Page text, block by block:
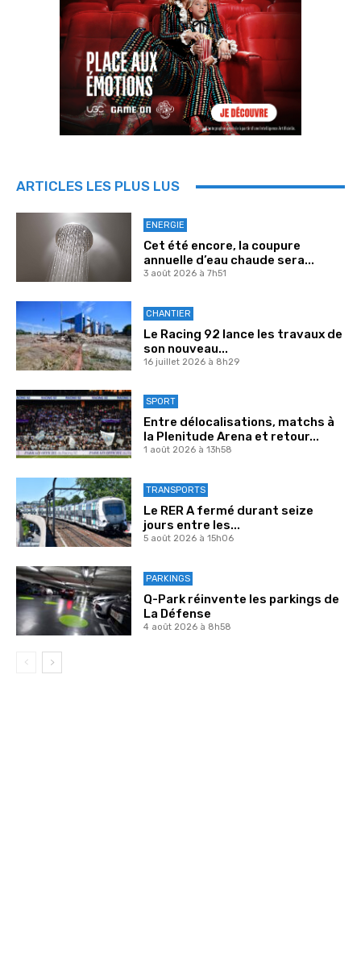
ARTICLES LES PLUS LUS
ENERGIE
Cet été encore, la coupure
annuelle d’eau chaude sera...
3 août 2026 à 7h51
CHANTIER
Le Racing 92 lance les travaux de
son nouveau...
16 juillet 2026 à 8h29
SPORT
Entre délocalisations, matchs à
la Plenitude Arena et retour...
1 août 2026 à 13h58
TRANSPORTS
Le RER A fermé durant seize
jours entre les...
5 août 2026 à 15h06
PARKINGS
Q-Park réinvente les parkings de
La Défense
4 août 2026 à 8h58